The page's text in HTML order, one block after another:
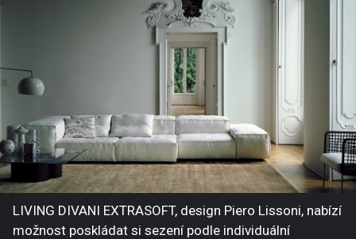
LIVING DIVANI EXTRASOFT, design Piero Lissoni, nabízí
možnost poskládat si sezení podle individuální